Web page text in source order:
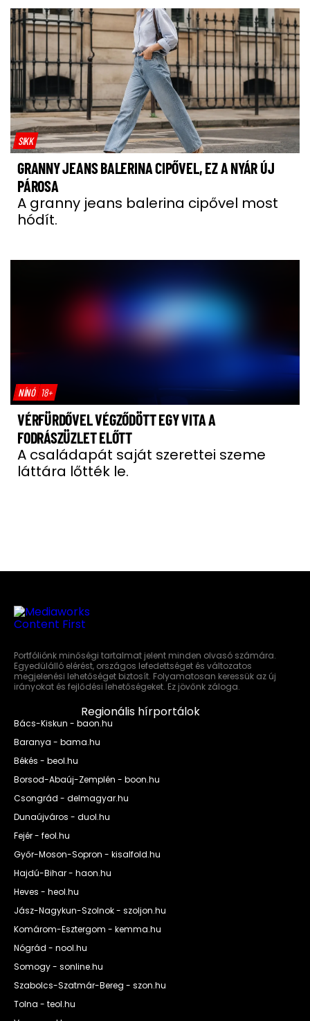
SIKK
GRANNY JEANS BALERINA CIPŐVEL, EZ A NYÁR ÚJ
PÁROSA
A granny jeans balerina cipővel most
hódít.
NÍNÓ 18+
VÉRFÜRDŐVEL VÉGZŐDÖTT EGY VITA A
FODRÁSZÜZLET ELŐTT
A családapát saját szerettei szeme
láttára lőtték le.
Portfóliónk minőségi tartalmat jelent minden olvasó számára.
Egyedülálló elérést, országos lefedettséget és változatos
megjelenési lehetőséget biztosít. Folyamatosan keressük az új
irányokat és fejlődési lehetőségeket. Ez jövőnk záloga.
Regionális hírportálok
Bács-Kiskun - baon.hu
Baranya - bama.hu
Békés - beol.hu
Borsod-Abaúj-Zemplén - boon.hu
Csongrád - delmagyar.hu
Dunaújváros - duol.hu
Fejér - feol.hu
Győr-Moson-Sopron - kisalfold.hu
Hajdú-Bihar - haon.hu
Heves - heol.hu
Jász-Nagykun-Szolnok - szoljon.hu
Komárom-Esztergom - kemma.hu
Nógrád - nool.hu
Somogy - sonline.hu
Szabolcs-Szatmár-Bereg - szon.hu
Tolna - teol.hu